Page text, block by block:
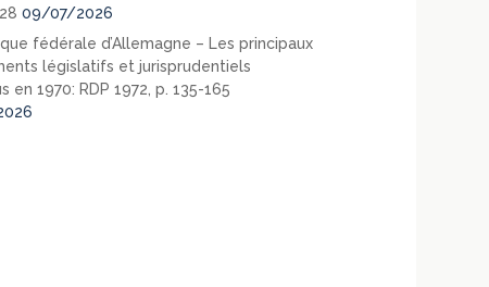
09/07/2026
fédérale d’Allemagne – Les principaux
législatifs et jurisprudentiels
en 1970: RDP 1972, p. 135-165